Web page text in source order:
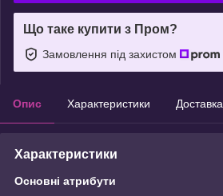
Що таке купити з Пром?
Замовлення під захистом
Опис Характеристики Доставка
Характеристики
Основні атрибути